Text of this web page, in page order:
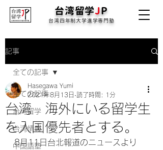
台湾留学JP
台湾四年制大学進学専門塾
記事
全ての記事
台湾留学
台湾情報
中国語塾
全ての記事
台湾 海外にいる留学生
を入国優先者とする。
Hasegawa Yumi
2021年8月13日 読了時間: 1分
8月11日台北報道のニュースより